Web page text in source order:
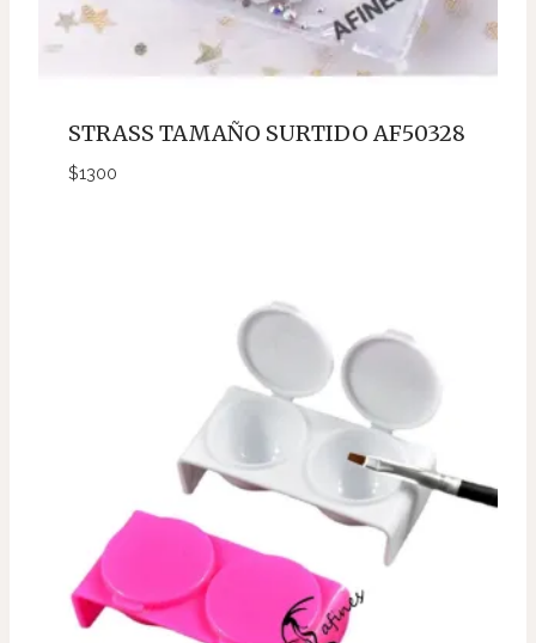
STRASS TAMAÑO SURTIDO AF50328
$1300